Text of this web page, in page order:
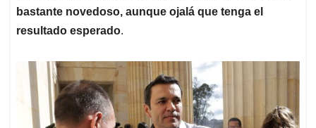
bastante novedoso, aunque ojalá que tenga el
resultado esperado.